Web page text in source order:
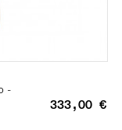
-
333,00 €